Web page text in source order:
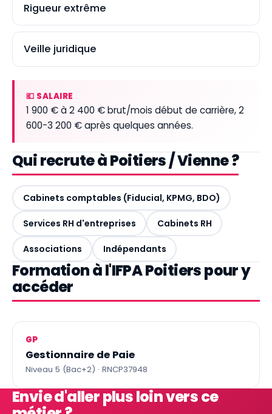
Rigueur extrême
Veille juridique
💶 SALAIRE
1 900 € à 2 400 € brut/mois début de carrière, 2
600-3 200 € après quelques années.
Qui recrute à Poitiers / Vienne ?
Cabinets comptables (Fiducial, KPMG, BDO)
Services RH d'entreprises Cabinets RH
Associations Indépendants
Formation à l'IFPA Poitiers pour y
accéder
GP
Gestionnaire de Paie
Niveau 5 (Bac+2) · RNCP37948
Envie d'aller plus loin vers ce